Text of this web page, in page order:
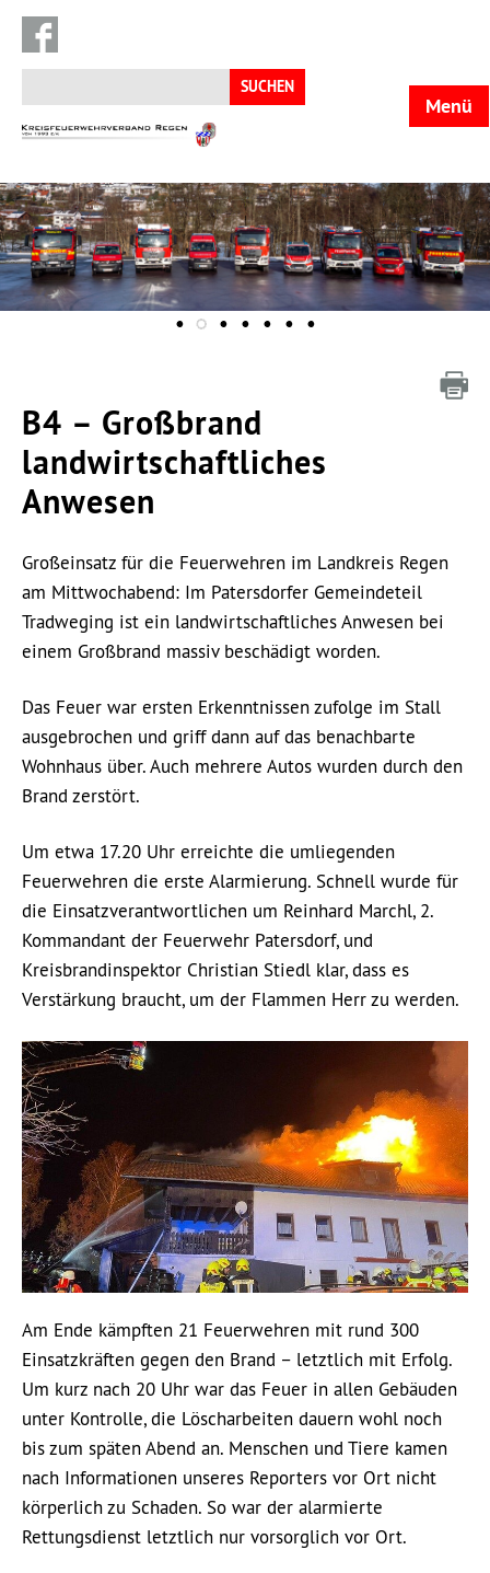
Suchen
nach:
KFV
Menü
B4 – Großbrand
landwirtschaftliches
Anwesen
Großeinsatz für die Feuerwehren im Landkreis Regen
am Mittwochabend: Im Patersdorfer Gemeindeteil
Tradweging ist ein landwirtschaftliches Anwesen bei
einem Großbrand massiv beschädigt worden.
Das Feuer war ersten Erkenntnissen zufolge im Stall
ausgebrochen und griff dann auf das benachbarte
Wohnhaus über. Auch mehrere Autos wurden durch den
Brand zerstört.
Um etwa 17.20 Uhr erreichte die umliegenden
Feuerwehren die erste Alarmierung. Schnell wurde für
die Einsatzverantwortlichen um Reinhard Marchl, 2.
Kommandant der Feuerwehr Patersdorf, und
Kreisbrandinspektor Christian Stiedl klar, dass es
Verstärkung braucht, um der Flammen Herr zu werden.
Am Ende kämpften 21 Feuerwehren mit rund 300
Einsatzkräften gegen den Brand – letztlich mit Erfolg.
Um kurz nach 20 Uhr war das Feuer in allen Gebäuden
unter Kontrolle, die Löscharbeiten dauern wohl noch
bis zum späten Abend an. Menschen und Tiere kamen
nach Informationen unseres Reporters vor Ort nicht
körperlich zu Schaden. So war der alarmierte
Rettungsdienst letztlich nur vorsorglich vor Ort.